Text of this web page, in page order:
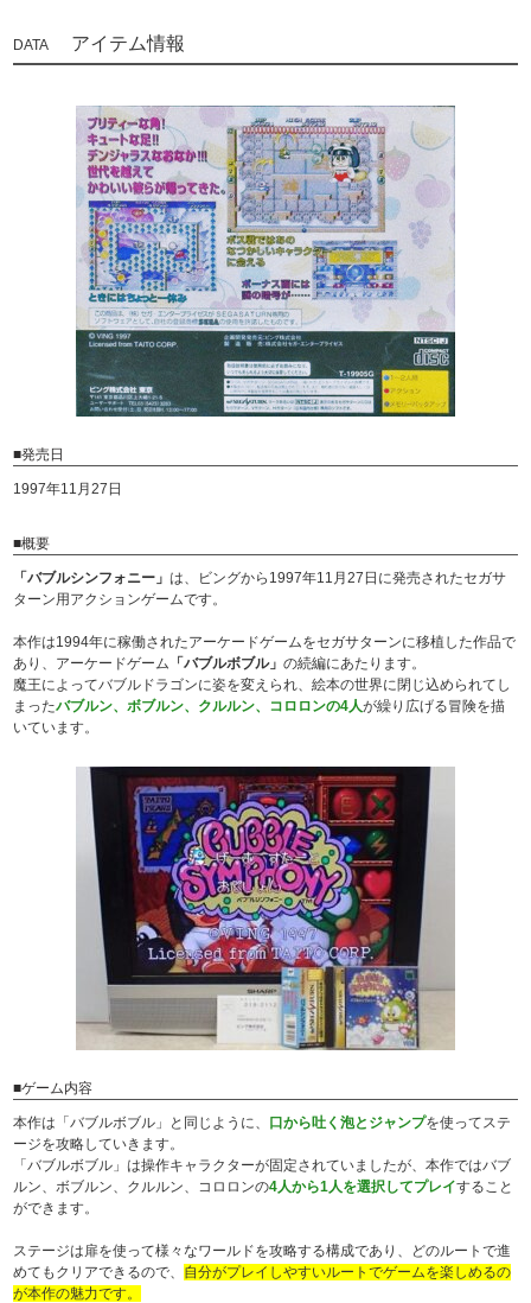
アイテム情報
■発売日
1997年11月27日
■概要
「バブルシンフォニー」は、ビングから1997年11月27日に発売されたセガサ
ターン用アクションゲームです。
本作は1994年に稼働されたアーケードゲームをセガサターンに移植した作品で
あり、アーケードゲーム 「バブルボブル」の続編にあたります。
魔王によってバブルドラゴンに姿を変えられ、絵本の世界に閉じ込められてし
まったバブルン、ボブルン、クルルン、コロロンの4人が繰り広げる冒険を描
いています。
■ゲーム内容
本作は「バブルボブル」と同じように、 口から吐く泡とジャンプを使ってステ
ージを攻略していきます。
「バブルボブル」は操作キャラクターが固定されていましたが、本作ではバブ
ルン、ボブルン、クルルン、コロロンの4人から1人を選択してプレイすること
ができます。
ステージは扉を使って様々なワールドを攻略する構成であり、どのルートで進
めてもクリアできるので、 自分がプレイしやすいルートでゲームを楽しめるの
が本作の魅力です。